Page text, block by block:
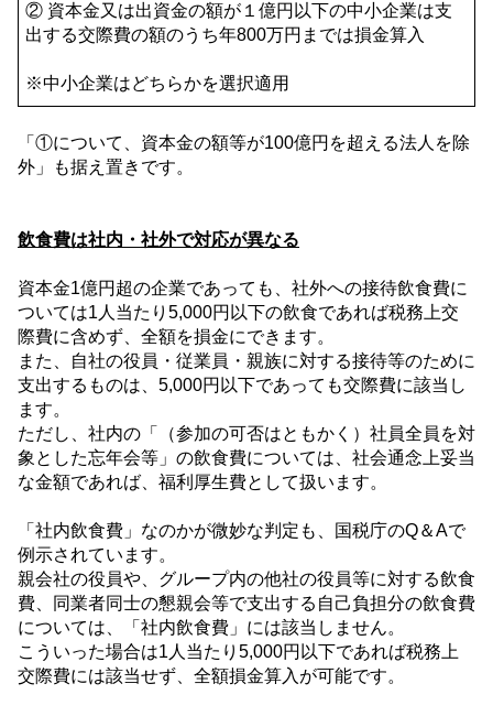
② 資本金又は出資金の額が１億円以下の中小企業は支
出する交際費の額のうち年800万円までは損金算入
※中小企業はどちらかを選択適用
「①について、資本金の額等が100億円を超える法人を除
外」も据え置きです。
飲食費は社内・社外で対応が異なる
資本金1億円超の企業であっても、社外への接待飲食費に
ついては1 人当たり 5,000円以下の飲食であれば税務上交
際費に含めず、全額を損金にできます。
また、自社の役員・従業員・親族に対する接待等のために
支出するものは、 5,000円以下であっても交際費に該当し
ます。
ただし、社内の「（参加の可否はともかく）社員全員を対
象とした忘年会等」の飲食費については、社会通念上妥当
な金額であれば、福利厚生費として扱います。
「社内飲食費」なのかが微妙な判定も、国税庁のQ＆Aで
例示されています。
親会社の役員や、グループ内の他社の役員等に対する飲食
費、同業者同士の懇親会等で支出する自己負担分の飲食費
については、「社内飲食費」には該当しません。
こういった場合は1 人当たり 5,000円以下であれば税務上
交際費には該当せず、全額損金算入が可能です。